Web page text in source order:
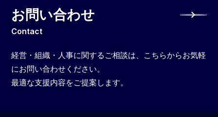
お問い合わせ
Contact
経営・組織・人事に関するご相談は、こちらからお気軽
にお問い合わせください。
最適な支援内容をご提案します。